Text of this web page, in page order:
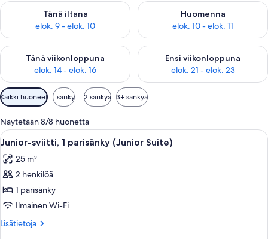
Tänä iltana
elok. 9 - elok. 10
Tarkista tämän illan saatavuus elok. 9 - elok. 10
Huomenna
elok. 10 - elok. 11
Tarkista huomisen saatavuus
Tänä viikonloppuna
elok. 14 - elok. 16
Tarkista tämän viikonlopun saatavuus elok. 14 - elok. 16
Ensi viikonloppuna
elok. 21 - elok. 23
Tarkista ensi viikonlopun
Huoneille
saatavilla
olevia
suodattimia
Kaikki huoneet 1 sänky 2 sänkyä 3+ sänkyä
Näytetään 8/8 huonetta
Avaa
kaikki
huonetyypin
Junior-
sviitti,
1
parisänky
(Junior
Hotellihuone, jossa on sänky, kaksi
3
Junior-sviitti, 1 parisänky (Junior Suite)
25 m²
2 henkilöä
1 parisänky
Ilmainen Wi-Fi
Lisätietoja
Lisätietoja